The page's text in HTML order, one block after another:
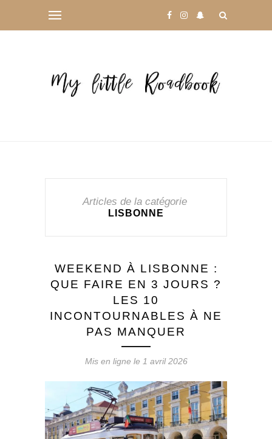
Articles de la catégorie
LISBONNE
WEEKEND À LISBONNE :
QUE FAIRE EN 3 JOURS ?
LES 10
INCONTOURNABLES À NE
PAS MANQUER
Mis en ligne le 1 avril 2026